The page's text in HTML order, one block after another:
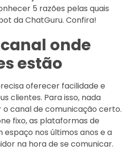
5 razões pelas quais
da ChatGuru. Confira!
canal onde
estão
oferecer facilidade e
clientes. Para isso, nada
canal de comunicação certo.
fixo, as plataformas de
nos últimos anos e a
na hora de se comunicar.